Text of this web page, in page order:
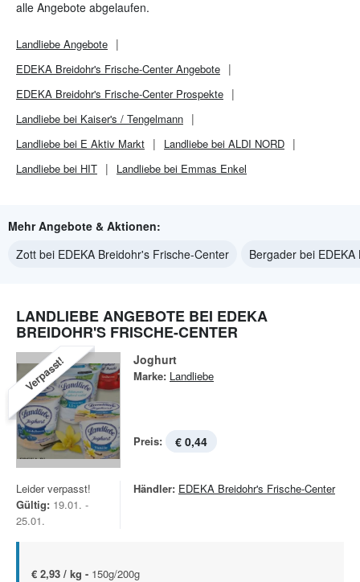
alle Angebote abgelaufen.
Landliebe Angebote
EDEKA Breidohr's Frische-CenterAngebote
EDEKA Breidohr's Frische-CenterProspekte
Landliebe bei Kaiser's / Tengelmann
Landliebe bei E Aktiv Markt
Landliebe bei ALDI NORD
Landliebe bei HIT
Landliebe bei Emmas Enkel
Mehr Angebote & Aktionen:
Zott bei EDEKA Breidohr's Frische-Center
Bergader bei
LANDLIEBE ANGEBOTE BEI EDEKA
BREIDOHR'S FRISCHE-CENTER
Verpasst! Joghurt
Marke: Landliebe
Preis: € 0,44
Leider verpasst!
Gültig: 19.01. -
25.01.
Händler: EDEKA Breidohr's Frische-Center
€ 2,93 / kg - 150g/200g